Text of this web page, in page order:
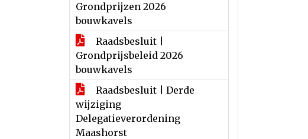
Grondprijzen 2026
bouwkavels
Raadsbesluit |
Grondprijsbeleid 2026
bouwkavels
Raadsbesluit | Derde
wijziging
Delegatieverordening
Maashorst